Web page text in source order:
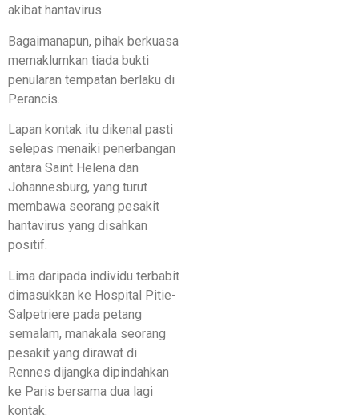
akibat hantavirus.
Bagaimanapun, pihak berkuasa
memaklumkan tiada bukti
penularan tempatan berlaku di
Perancis.
Lapan kontak itu dikenal pasti
selepas menaiki penerbangan
antara Saint Helena dan
Johannesburg, yang turut
membawa seorang pesakit
hantavirus yang disahkan
positif.
Lima daripada individu terbabit
dimasukkan ke Hospital Pitie-
Salpetriere pada petang
semalam, manakala seorang
pesakit yang dirawat di
Rennes dijangka dipindahkan
ke Paris bersama dua lagi
kontak.